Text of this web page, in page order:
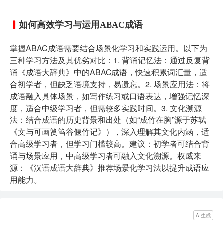
如何高效学习与运用ABAC成语
掌握ABAC成语需要结合场景化学习和实践运用。以下为
三种学习方法及其优劣对比：1. 背诵记忆法：通过反复背
诵《成语大辞典》中的ABAC成语，快速积累词汇量，适
合初学者，但缺乏语境支持，易遗忘。2. 场景应用法：将
成语融入具体场景，如写作练习或口语表达，增强记忆深
度，适合中级学习者，但需较多实践时间。3. 文化溯源
法：结合成语的历史背景和出处（如“成竹在胸”源于苏轼
《文与可画筼筜谷偃竹记》），深入理解其文化内涵，适
合高级学习者，但学习门槛较高。建议：初学者可结合背
诵与场景应用，中高级学习者可融入文化溯源。权威来
源：《汉语成语大辞典》推荐场景化学习法以提升成语应
用能力。
AI生成